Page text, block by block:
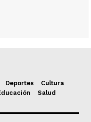
Deportes
Cultura
Salud